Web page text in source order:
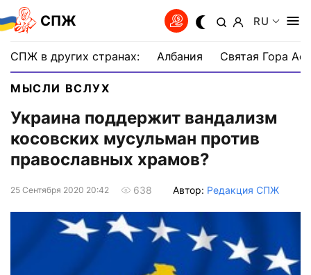
СПЖ RU
СПЖ в других странах: Албания Святая Гора
МЫСЛИ ВСЛУХ
Украина поддержит вандализм
косовских мусульман против
православных храмов?
25 Сентября 2020 20:42 638 Автор: Редакция СПЖ